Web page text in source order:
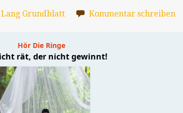
Lang Grundblatt Kommentar schreiben